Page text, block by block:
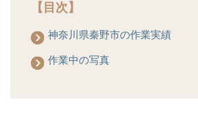
【目次】
神奈川県秦野市の作業実績
作業中の写真